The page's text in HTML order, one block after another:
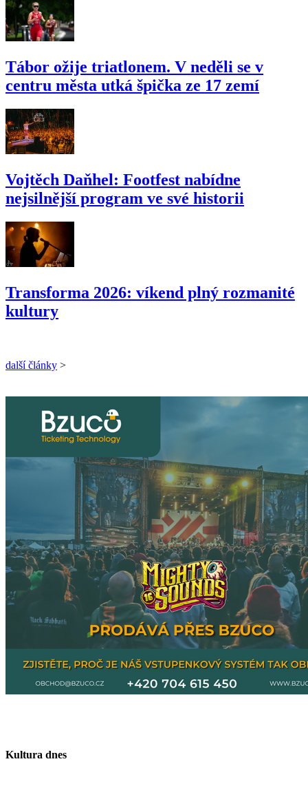
Tábor ožije triatlonem. V neděli se v
centru města utká špička ze 17 zemí
Vojtěch Daňhel: Footfest nabídne
nejsilnější program ve své historii
Transforma 2026: víkend plný rozmanité
kultury
další články >
Kultura dnes